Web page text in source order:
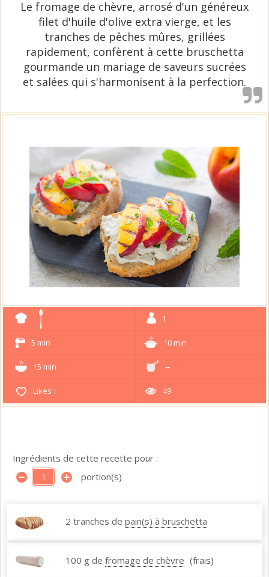
Le fromage de chèvre, arrosé d'un généreux
filet d'huile d'olive extra vierge, et les
tranches de pêches mûres, grillées
rapidement, confèrent à cette bruschetta
gourmande un mariage de saveurs sucrées
et salées qui s'harmonisent à la perfection.
1
5 min 10 min
15 min --
Likes : 49
Ingrédients de cette recette pour :
portion(s)
2 tranches de pain(s) à bruschetta
100 g de fromage de chèvre (frais)